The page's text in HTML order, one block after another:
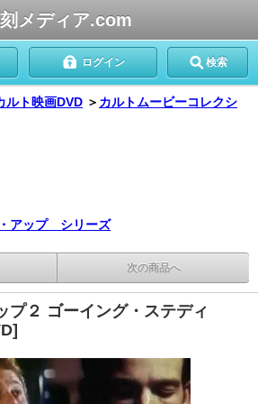
メディア.com
ログイン 検索
ト映画DVD ＞ カルトムービーコレクシ
アップ シリーズ
次の商品へ
プ２ ゴーイング・ステディ